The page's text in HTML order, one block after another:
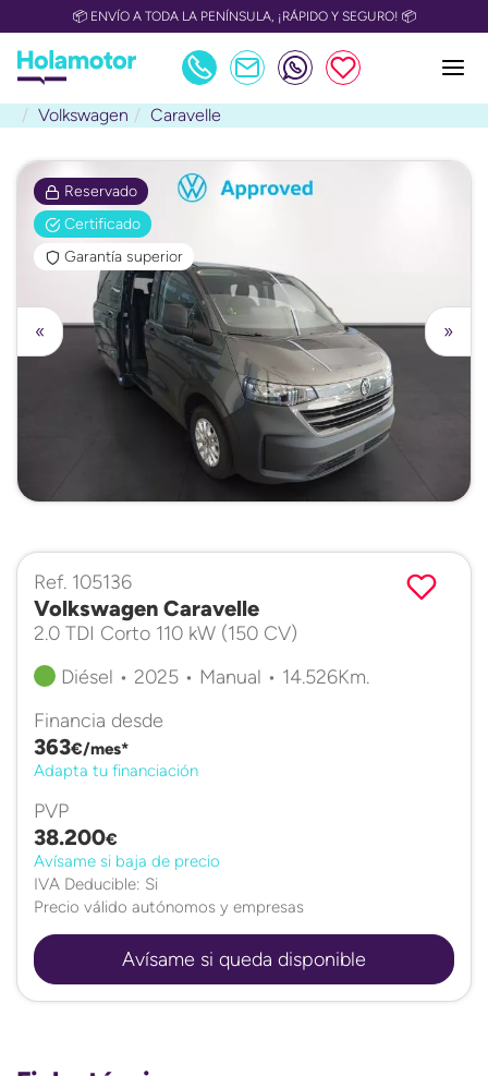
📦 ENVÍO A TODA LA PENÍNSULA, ¡RÁPIDO Y SEGURO! 📦
Volkswagen Caravelle
Reservado
Certificado
Garantía superior
»
«
Ref. 105136
Volkswagen Caravelle
2.0 TDI Corto 110 kW (150 CV)
Diésel • 2025 • Manual • 14.526Km.
Financia desde
363€/mes*
Adapta tu financiación
PVP
38.200€
Avísame si baja de precio
IVA Deducible: Si
Precio válido autónomos y empresas
Avísame si queda disponible